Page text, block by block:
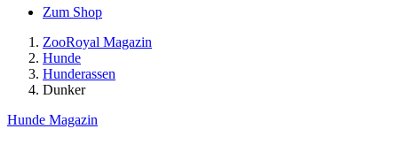
Zum Shop
ZooRoyal Magazin
Hunde
Hunderassen
Dunker
Hunde Magazin